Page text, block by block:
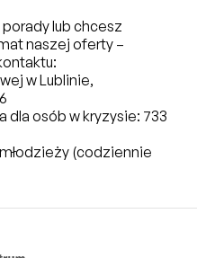
lub chcesz
naszej oferty –
w Lublinie,
dla osób w kryzysie: 733
(codziennie